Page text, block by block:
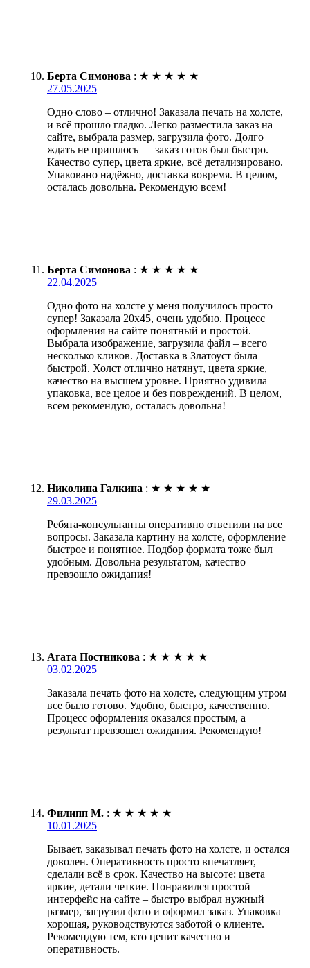
Берта Симонова : ★ ★ ★ ★ ★
27.05.2025
Одно слово – отлично! Заказала печать на холсте,
и всё прошло гладко. Легко разместила заказ на
сайте, выбрала размер, загрузила фото. Долго
ждать не пришлось — заказ готов был быстро.
Качество супер, цвета яркие, всё детализировано.
Упаковано надёжно, доставка вовремя. В целом,
осталась довольна. Рекомендую всем!
Берта Симонова : ★ ★ ★ ★ ★
22.04.2025
Одно фото на холсте у меня получилось просто
супер! Заказала 20х45, очень удобно. Процесс
оформления на сайте понятный и простой.
Выбрала изображение, загрузила файл – всего
несколько кликов. Доставка в Златоуст была
быстрой. Холст отлично натянут, цвета яркие,
качество на высшем уровне. Приятно удивила
упаковка, все целое и без повреждений. В целом,
всем рекомендую, осталась довольна!
Николина Галкина : ★ ★ ★ ★ ★
29.03.2025
Ребята-консультанты оперативно ответили на все
вопросы. Заказала картину на холсте, оформление
быстрое и понятное. Подбор формата тоже был
удобным. Довольна результатом, качество
превзошло ожидания!
Агата Постникова : ★ ★ ★ ★ ★
03.02.2025
Заказала печать фото на холсте, следующим утром
все было готово. Удобно, быстро, качественно.
Процесс оформления оказался простым, а
результат превзошел ожидания. Рекомендую!
Филипп М. : ★ ★ ★ ★ ★
10.01.2025
Бывает, заказывал печать фото на холсте, и остался
доволен. Оперативность просто впечатляет,
сделали всё в срок. Качество на высоте: цвета
яркие, детали четкие. Понравился простой
интерфейс на сайте – быстро выбрал нужный
размер, загрузил фото и оформил заказ. Упаковка
хорошая, руководствуются заботой о клиенте.
Рекомендую тем, кто ценит качество и
оперативность.